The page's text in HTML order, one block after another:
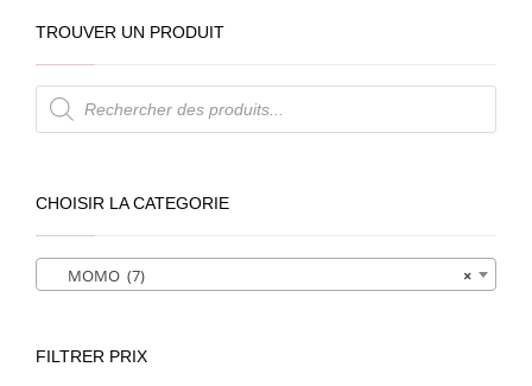
TROUVER UN PRODUIT
Recherche
de
produits
CHOISIR LA CATEGORIE
×
MOMO (7)
FILTRER PRIX